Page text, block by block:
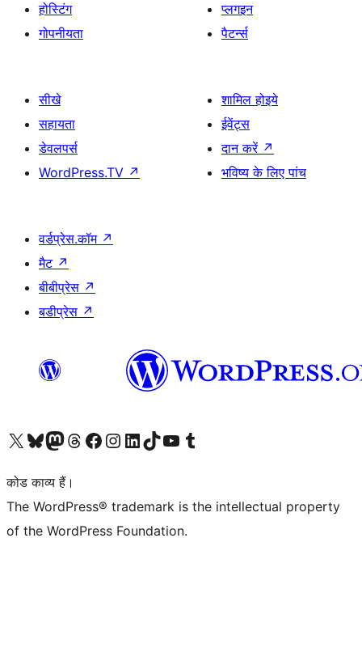
होस्टिंग
गोपनीयता
प्लगइन
पैटर्न्स
सीखे
सहायता
डेवलपर्स
WordPress.TV ↗
शामिल होइये
ईवेंट्स
दान करें ↗
भविष्य के लिए पांच
वर्डप्रेस.कॉम ↗
मैट ↗
बीबीप्रेस ↗
बडीप्रेस ↗
Visit our X (formerly Twitter) account
हमारे बलुस्की खाते पर जाएँVisit our Mastodon account
हमारे थ्रेड्स अकाउंट पर जाएंहमारे फेसबुक पेज पर जाएँहमारे इंस्टाग्राम अकाउंट पर जाएंहमारे लिंक्डइन खाते पर जाएँहमारे टिकटॉक खाते पर जाएँहमारे यूट्यूब चैनल पर जाएंहमारे Tumblr खाते पर जाएँ
कोड काव्य हैं।
The WordPress® trademark is the intellectual property
of the WordPress Foundation.